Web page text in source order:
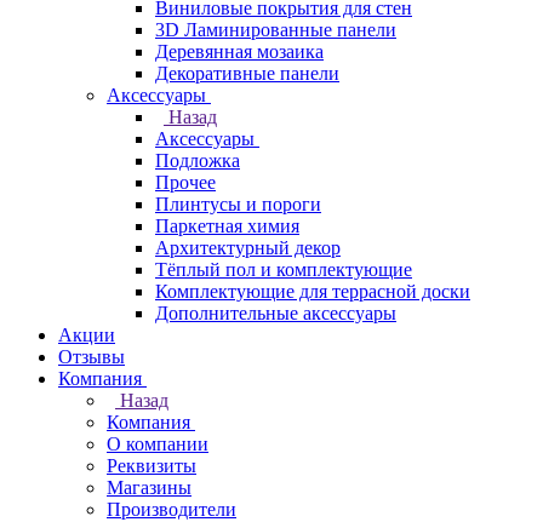
Виниловые покрытия для стен
3D Ламинированные панели
Деревянная мозаика
Декоративные панели
Аксессуары
Назад
Аксессуары
Подложка
Прочее
Плинтусы и пороги
Паркетная химия
Архитектурный декор
Тёплый пол и комплектующие
Комплектующие для террасной доски
Дополнительные аксессуары
Акции
Отзывы
Компания
Назад
Компания
О компании
Реквизиты
Магазины
Производители